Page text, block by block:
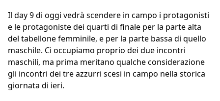
Il day 9 di oggi vedrà scendere in campo i protagonisti
e le protagoniste dei quarti di finale per la parte alta
del tabellone femminile, e per la parte bassa di quello
maschile. Ci occupiamo proprio dei due incontri
maschili, ma prima meritano qualche considerazione
gli incontri dei tre azzurri scesi in campo nella storica
giornata di ieri.